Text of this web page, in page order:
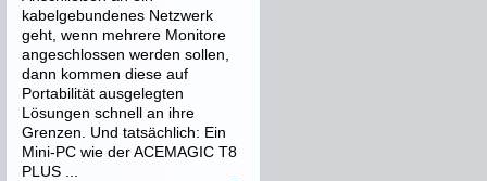
kabelgebundenes Netzwerk
geht, wenn mehrere Monitore
angeschlossen werden sollen,
dann kommen diese auf
Portabilität ausgelegten
Lösungen schnell an ihre
Grenzen. Und tatsächlich: Ein
Mini-PC wie der ACEMAGIC T8
PLUS ...